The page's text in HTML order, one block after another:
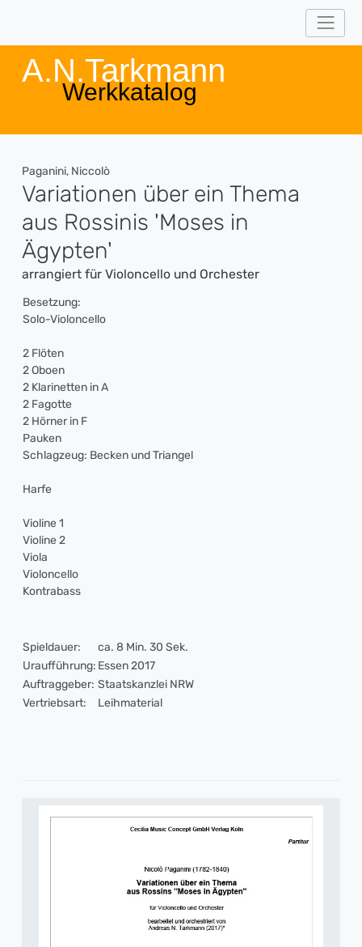
A.N.Tarkmann
Werkkatalog
Paganini, Niccolò
Variationen über ein Thema
aus Rossinis 'Moses in
Ägypten'
arrangiert für Violoncello und Orchester
Besetzung:
Solo-Violoncello
2 Flöten
2 Oboen
2 Klarinetten in A
2 Fagotte
2 Hörner in F
Pauken
Schlagzeug: Becken und Triangel
Harfe
Violine 1
Violine 2
Viola
Violoncello
Kontrabass
Spieldauer:
ca. 8 Min. 30 Sek.
Uraufführung: Essen 2017
Auftraggeber: Staatskanzlei NRW
Vertriebsart:
Leihmaterial